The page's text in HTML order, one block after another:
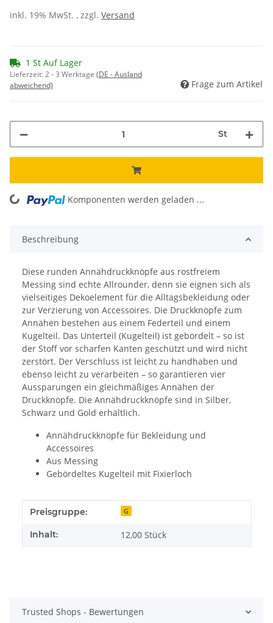
inkl. 19% MwSt. , zzgl. Versand
1 St Auf Lager
Lieferzeit:2 - 3 Werktage (DE - Ausland
abweichend)
Frage zum Artikel
St
Loading... Komponenten werden geladen ...
Beschreibung
Diese runden Annähdruckknöpfe aus rostfreiem
Messing sind echte Allrounder, denn sie eignen sich als
vielseitiges Dekoelement für die Alltagsbekleidung oder
zur Verzierung von Accessoires. Die Druckknöpfe zum
Annähen bestehen aus einem Federteil und einem
Kugelteil. Das Unterteil (Kugelteil) ist gebördelt – so ist
der Stoff vor scharfen Kanten geschützt und wird nicht
zerstört. Der Verschluss ist leicht zu handhaben und
ebenso leicht zu verarbeiten – so garantieren vier
Aussparungen ein gleichmäßiges Annähen der
Druckknöpfe. Die Annähdruckknöpfe sind in Silber,
Schwarz und Gold erhältlich.
Annähdruckknöpfe für Bekleidung und
Accessoires
Aus Messing
Gebördeltes Kugelteil mit Fixierloch
Produkteigenschaft
Wert
Preisgruppe: G
Inhalt: 12,00 Stück
Trusted Shops - Bewertungen